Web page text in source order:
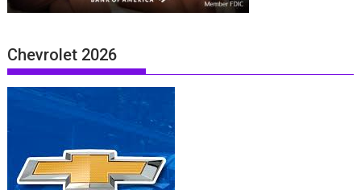
Chevrolet 2026